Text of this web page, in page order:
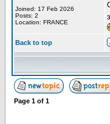
Joined: 17 Feb 2026
Posts: 2
Location: FRANCE
Back to top
Page 1 of 1